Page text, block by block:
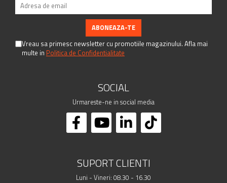
Vreau sa primesc newsletter cu promotiile magazinului. Afla mai
multe in Politica de Confidentialitate
SOCIAL
Urmareste-ne in social media
SUPORT CLIENTI
Luni - Vineri: 08.30 - 16.30